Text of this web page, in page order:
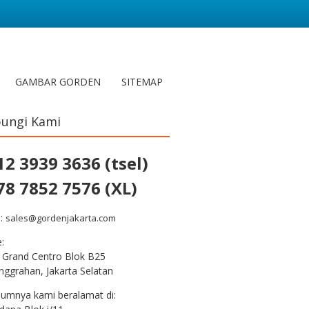
GAMBAR GORDEN SITEMAP
Kami
3939 3636 (tsel)
7852 7576 (XL)
sales@gordenjakarta.com
Centro Blok B25
Jakarta Selatan
kami beralamat di: